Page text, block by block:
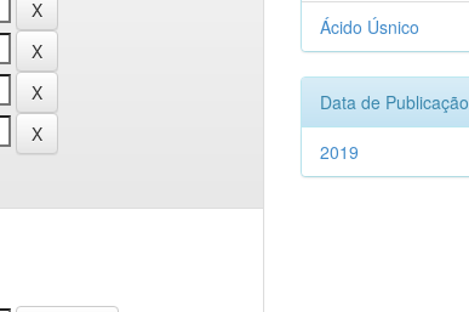
Ácido Úsnico
Data de Publicação
2019